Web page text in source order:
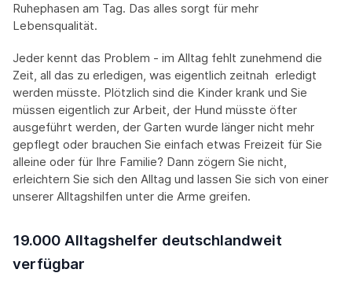
Ruhephasen am Tag. Das alles sorgt für mehr
Lebensqualität.
Jeder kennt das Problem - im Alltag fehlt zunehmend die
Zeit, all das zu erledigen, was eigentlich zeitnah erledigt
werden müsste. Plötzlich sind die Kinder krank und Sie
müssen eigentlich zur Arbeit, der Hund müsste öfter
ausgeführt werden, der Garten wurde länger nicht mehr
gepflegt oder brauchen Sie einfach etwas Freizeit für Sie
alleine oder für Ihre Familie? Dann zögern Sie nicht,
erleichtern Sie sich den Alltag und lassen Sie sich von einer
unserer Alltagshilfen unter die Arme greifen.
19.000 Alltagshelfer deutschlandweit
verfügbar